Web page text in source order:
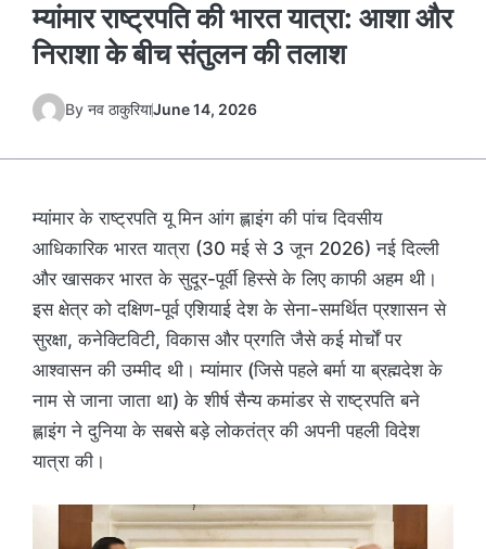
म्यांमार राष्ट्रपति की भारत यात्रा: आशा और
निराशा के बीच संतुलन की तलाश
By नव ठाकुरियाJune 14, 2026
म्यांमार के राष्ट्रपति यू मिन आंग ह्लाइंग की पांच दिवसीय
आधिकारिक भारत यात्रा (30 मई से 3 जून 2026) नई दिल्ली
और खासकर भारत के सुदूर-पूर्वी हिस्से के लिए काफी अहम थी।
इस क्षेत्र को दक्षिण-पूर्व एशियाई देश के सेना-समर्थित प्रशासन से
सुरक्षा, कनेक्टिविटी, विकास और प्रगति जैसे कई मोर्चों पर
आश्वासन की उम्मीद थी। म्यांमार (जिसे पहले बर्मा या ब्रह्मदेश के
नाम से जाना जाता था) के शीर्ष सैन्य कमांडर से राष्ट्रपति बने
ह्लाइंग ने दुनिया के सबसे बड़े लोकतंत्र की अपनी पहली विदेश
यात्रा की।